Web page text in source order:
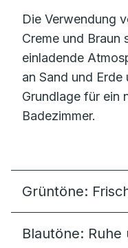
Die Verwendung
Creme und Braun
einladende
an Sand und
Grundlage für ein
Badezimmer.
Grüntöne:
Blautöne: